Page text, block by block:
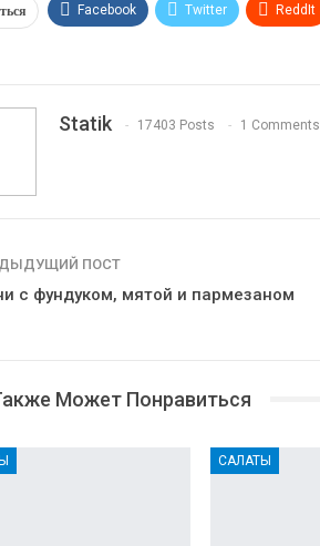
Facebook Twitter ReddIt
Statik 17403 Posts 1 Comments
ПОСТ
с фундуком, мятой и пармезаном
Может Понравиться
САЛАТЫ